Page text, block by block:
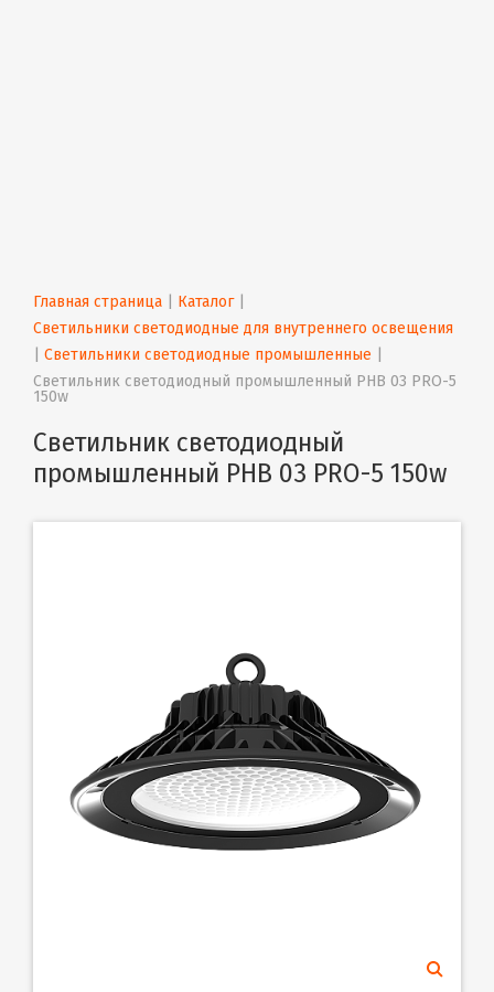
Главная страница Каталог |
Светильники светодиодные для внутреннего освещения
Светильники светодиодные промышленные
Светильник светодиодный промышленный PHB 03 PRO-5
150w
Светильник светодиодный
промышленный PHB 03 PRO-5 150w